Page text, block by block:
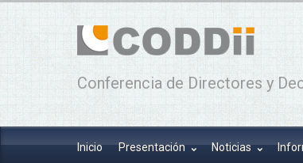
Conferencia de Directores y
Inicio Presentación Noticias